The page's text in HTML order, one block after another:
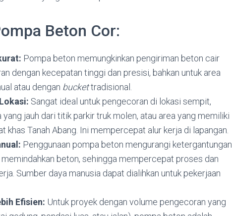
Beton Cor:
Pompa beton memungkinkan pengiriman beton cair
dengan kecepatan tinggi dan presisi, bahkan untuk area
atau dengan buckettradisional.
Sangat ideal untuk pengecoran di lokasi sempit,
yang jauh dari titik parkir truk molen, atau area yang memiliki
khas Tanah Abang. Ini mempercepat alur kerja di lapangan.
Penggunaan pompa beton mengurangi ketergantungan
beton, sehingga mempercepat proses dan
Sumber daya manusia dapat dialihkan untuk pekerjaan
Efisien: Untuk proyek dengan volume pengecoran yang